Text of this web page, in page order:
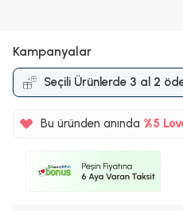
Kampanyalar
Seçili Ürünlerde 3 al 2
Bu üründen anında %5
%5